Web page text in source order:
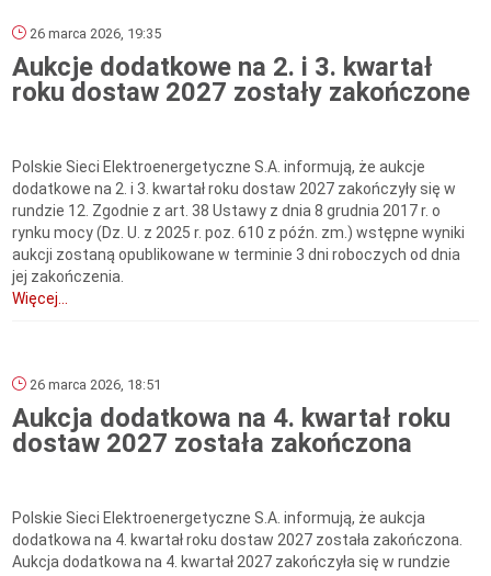
26 marca 2026, 19:35
Aukcje dodatkowe na 2. i 3. kwartał
roku dostaw 2027 zostały zakończone
Polskie Sieci Elektroenergetyczne S.A. informują, że aukcje
dodatkowe na 2. i 3. kwartał roku dostaw 2027 zakończyły się w
rundzie 12. Zgodnie z art. 38 Ustawy z dnia 8 grudnia 2017 r. o
rynku mocy (Dz. U. z 2025 r. poz. 610 z późn. zm.) wstępne wyniki
aukcji zostaną opublikowane w terminie 3 dni roboczych od dnia
jej zakończenia.
Więcej...
26 marca 2026, 18:51
Aukcja dodatkowa na 4. kwartał roku
dostaw 2027 została zakończona
Polskie Sieci Elektroenergetyczne S.A. informują, że aukcja
dodatkowa na 4. kwartał roku dostaw 2027 została zakończona.
Aukcja dodatkowa na 4. kwartał 2027 zakończyła się w rundzie